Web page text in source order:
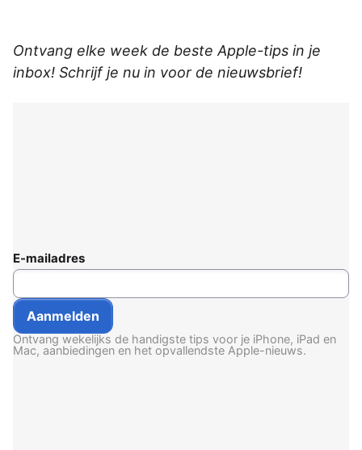
Ontvang elke week de beste Apple-tips in je
inbox! Schrijf je nu in voor de nieuwsbrief!
E-mailadres
Ontvang wekelijks de handigste tips voor je iPhone, iPad en
Mac, aanbiedingen en het opvallendste Apple-nieuws.